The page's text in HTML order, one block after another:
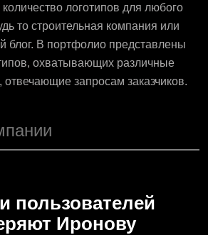
логотипов для любого
то строительная компания или
блог. В портфолио представлены
охватывающих различные
отвечающие запросам заказчиков.
пользователей
Иронову